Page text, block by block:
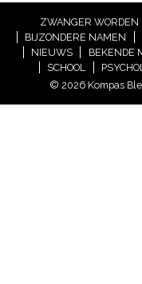
ZWANGER WORDEN
BIJZONDERE NAMEN
NIEUWS
BEKENDE
SCHOOL
© 2026 Kompas